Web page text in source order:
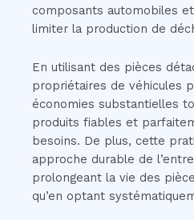
composants automobiles
limiter la production de
En utilisant des pièces
propriétaires de véhicules
économies substantielles
produits fiables et
besoins. De plus, cette
approche durable de
prolongeant la vie des
qu’en optant